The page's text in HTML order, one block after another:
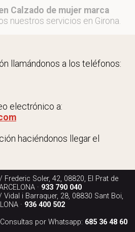
Calzado de mujer marca
nuestros servicios en Girona.
llamándonos a los teléfonos:
electrónico a:
haciéndonos llegar el
Frederic Soler, 42, 08820, El Prat de
· 933 790 040
Vidal i Barraquer, 28, 08830 Sant Boi,
· 936 400 502
Consultas por Whatsapp: 685 36 48 60